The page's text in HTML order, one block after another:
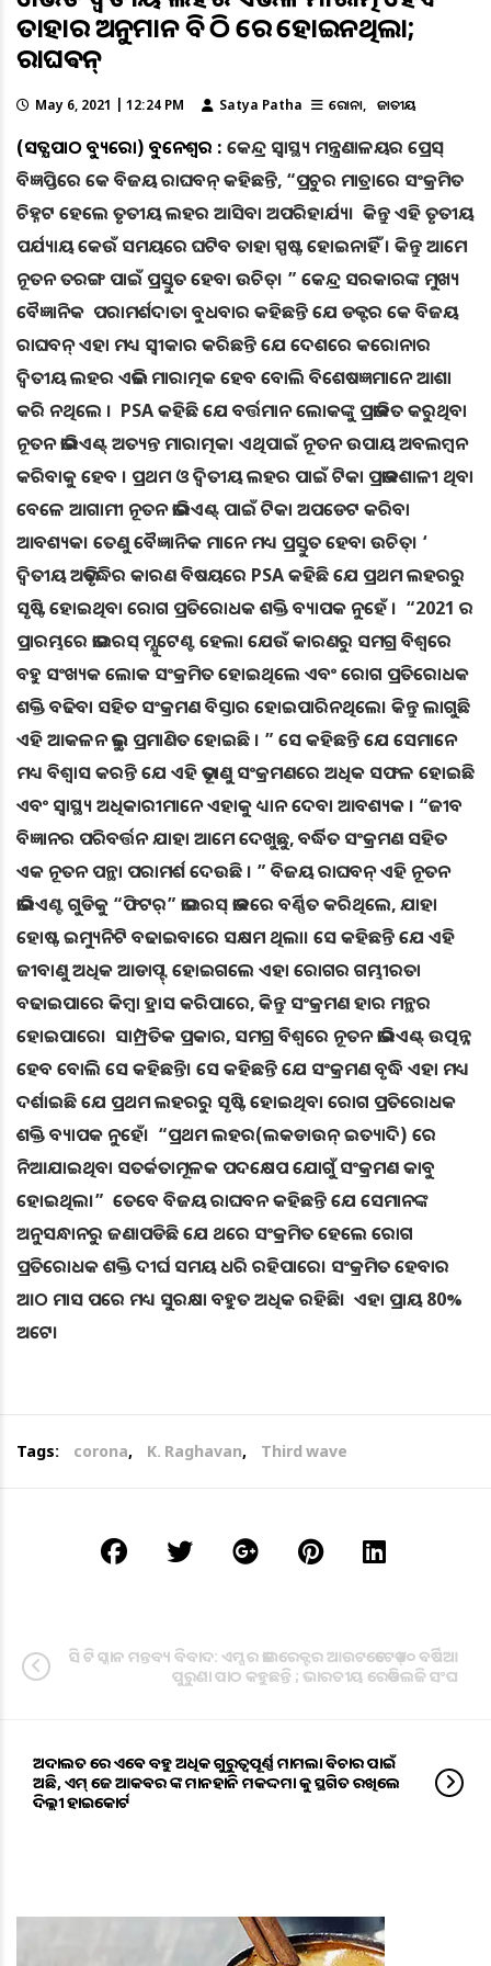
ତାହାର ଅନୁମାନ ବି ଠିକ ରେ ହୋଇନଥିଲା;
ରାଘଵନ୍
May 6, 2021 | 12:24 PM Satya Patha କରୋନା ଜାତୀୟ
(ସତ୍ଯପାଠ ବ୍ୟୁରୋ) ଭୁବନେଶ୍ୱର : କେନ୍ଦ୍ର ସ୍ୱାସ୍ଥ୍ୟ ମନ୍ତ୍ରଣାଳୟର ପ୍ରେସ୍
ବିଜ୍ଞପ୍ତିରେ କେ ବିଜୟ ରାଘବନ୍ କହିଛନ୍ତି, “ପ୍ରଚୁର ମାତ୍ରାରେ ସଂକ୍ରମିତ
ଚିହ୍ନଟ ହେଲେ ତୃତୀୟ ଲହର ଆସିବା ଅପରିହାର୍ଯ୍ୟ। କିନ୍ତୁ ଏହି ତୃତୀୟ
ପର୍ଯ୍ୟାୟ କେଉଁ ସମୟରେ ଘଟିବ ତାହା ସ୍ପଷ୍ଟ ହୋଇନାହିଁ । କିନ୍ତୁ ଆମେ
ନୂତନ ତରଙ୍ଗ ପାଇଁ ପ୍ରସ୍ତୁତ ହେବା ଉଚିତ୍। ” କେନ୍ଦ୍ର ସରକାରଙ୍କ ମୁଖ୍ୟ
ବୈଜ୍ଞାନିକ ପରାମର୍ଶଦାତା ବୁଧବାର କହିଛନ୍ତି ଯେ ଡକ୍ଟର କେ ବିଜୟ
ରାଘବନ୍ ଏହା ମଧ୍ୟ ସ୍ବୀକାର କରିଛନ୍ତି ଯେ ଦେଶରେ କରୋନାର
ଦ୍ୱିତୀୟ ଲହର ଏଭଳି ମାରାତ୍ମକ ହେବ ବୋଲି ବିଶେଷଜ୍ଞମାନେ ଆଶା
କରି ନଥିଲେ । PSA କହିଛି ଯେ ବର୍ତ୍ତମାନ ଲୋକଙ୍କୁ ପ୍ରଭାବିତ କରୁଥିବା
ନୂତନ ଭାରିଏଣ୍ଟ୍ ଅତ୍ୟନ୍ତ ମାରାତ୍ମକ। ଏଥିପାଇଁ ନୂତନ ଉପାୟ ଅବଲମ୍ବନ
କରିବାକୁ ହେବ । ପ୍ରଥମ ଓ ଦ୍ୱିତୀୟ ଲହର ପାଇଁ ଟିକା ପ୍ରଭାବଶାଳୀ ଥିବା
ବେଳେ ଆଗାମୀ ନୂତନ ଭାରିଏଣ୍ଟ୍ ପାଇଁ ଟିକା ଅପଡେଟ କରିବା
ଆବଶ୍ୟକ। ତେଣୁ ବୈଜ୍ଞାନିକ ମାନେ ମଧ୍ୟ ପ୍ରସ୍ତୁତ ହେବା ଉଚିତ୍। ‘
ଦ୍ୱିତୀୟ ଅଭିବୃଦ୍ଧିର କାରଣ ବିଷୟରେ PSA କହିଛି ଯେ ପ୍ରଥମ ଲହରରୁ
ସୃଷ୍ଟି ହୋଇଥିବା ରୋଗ ପ୍ରତିରୋଧକ ଶକ୍ତି ବ୍ୟାପକ ନୁହେଁ । “2021 ର
ପ୍ରାରମ୍ଭରେ ଭାଇରସ୍ ମ୍ଯୁଟେଣ୍ଟ ହେଲା ଯେଉଁ କାରଣରୁ ସମଗ୍ର ବିଶ୍ୱରେ
ବହୁ ସଂଖ୍ୟକ ଲୋକ ସଂକ୍ରମିତ ହୋଇଥିଲେ ଏବଂ ରୋଗ ପ୍ରତିରୋଧକ
ଶକ୍ତି ବଢିବା ସହିତ ସଂକ୍ରମଣ ବିସ୍ତାର ହୋଇପାରିନଥିଲେ। କିନ୍ତୁ ଲାଗୁଛି
ଏହି ଆକଳନ ଭୁଲ୍ ପ୍ରମାଣିତ ହୋଇଛି । ” ସେ କହିଛନ୍ତି ଯେ ସେମାନେ
ମଧ୍ୟ ବିଶ୍ୱାସ କରନ୍ତି ଯେ ଏହି ଭୂତାଣୁ ସଂକ୍ରମଣରେ ଅଧିକ ସଫଳ ହୋଇଛି
ଏବଂ ସ୍ୱାସ୍ଥ୍ୟ ଅଧିକାରୀମାନେ ଏହାକୁ ଧ୍ୟାନ ଦେବା ଆବଶ୍ୟକ । “ଜୀବ
ବିଜ୍ଞାନର ପରିବର୍ତ୍ତନ ଯାହା ଆମେ ଦେଖୁଛୁ, ବର୍ଦ୍ଧିତ ସଂକ୍ରମଣ ସହିତ
ଏକ ନୂତନ ପନ୍ଥା ପରାମର୍ଶ ଦେଉଛି । ” ବିଜୟ ରାଘବନ୍ ଏହି ନୂତନ
ଭାରିଏଣ୍ଟ ଗୁଡିକୁ “ଫିଟର୍” ଭାଇରସ୍ ଭାବରେ ବର୍ଣ୍ଣିତ କରିଥିଲେ, ଯାହା
ହୋଷ୍ଟ ଇମ୍ୟୁନିଟି ବଢାଇବାରେ ସକ୍ଷମ ଥିଲା। ସେ କହିଛନ୍ତି ଯେ ଏହି
ଜୀବାଣୁ ଅଧିକ ଆଡାପ୍ଟ୍ ହୋଇଗଲେ ଏହା ରୋଗର ଗମ୍ଭୀରତା
ବଢାଇପାରେ କିମ୍ବା ହ୍ରାସ କରିପାରେ, କିନ୍ତୁ ସଂକ୍ରମଣ ହାର ମନ୍ଥର
ହୋଇପାରେ। ସାମ୍ପ୍ରତିକ ପ୍ରକାର, ସମଗ୍ର ବିଶ୍ୱରେ ନୂତନ ଭାରିଏଣ୍ଟ୍ ଉତ୍ପନ୍ନ
ହେବ ବୋଲି ସେ କହିଛନ୍ତି। ସେ କହିଛନ୍ତି ଯେ ସଂକ୍ରମଣ ବୃଦ୍ଧି ଏହା ମଧ୍ୟ
ଦର୍ଶାଇଛି ଯେ ପ୍ରଥମ ଲହରରୁ ସୃଷ୍ଟି ହୋଇଥିବା ରୋଗ ପ୍ରତିରୋଧକ
ଶକ୍ତି ବ୍ୟାପକ ନୁହେଁ। “ପ୍ରଥମ ଲହର(ଲକଡାଉନ୍ ଇତ୍ୟାଦି) ରେ
ନିଆଯାଇଥିବା ସତର୍କତାମୂଳକ ପଦକ୍ଷେପ ଯୋଗୁଁ ସଂକ୍ରମଣ କାବୁ
ହୋଇଥିଲ।” ତେବେ ବିଜୟ ରାଘବନ କହିଛନ୍ତି ଯେ ସେମାନଙ୍କ
ଅନୁସନ୍ଧାନରୁ ଜଣାପଡିଛି ଯେ ଥରେ ସଂକ୍ରମିତ ହେଲେ ରୋଗ
ପ୍ରତିରୋଧକ ଶକ୍ତି ଦୀର୍ଘ ସମୟ ଧରି ରହିପାରେ। ସଂକ୍ରମିତ ହେବାର
ଆଠ ମାସ ପରେ ମଧ୍ୟ ସୁରକ୍ଷା ବହୁତ ଅଧିକ ରହିଛି। ଏହା ପ୍ରାୟ 80%
ଅଟେ।
Tags: corona, K. Raghavan, Third wave
ସି ଟି ସ୍କାନ ମନ୍ତବ୍ୟ ବିବାଦ: ଏମ୍ସ ର ଡାଇରେକ୍ଟର ଆଉଟଡେଟେଡ୍ ୪୦ ଵର୍ଷିଆ
ପୁରୁଣା ପାଠ କହୁଛନ୍ତି ; ଭାରତୀୟ ରେଡିଓଲଜି ସଂଘ
ଅଦାଲତ ରେ ଏଵେ ବହୁ ଅଧିକ ଗୁରୁତ୍ୱପୂର୍ଣ୍ଣ ମାମଲା ଵିଚାର ପାଇଁ
ଅଛି, ଏମ୍ ଜେ ଆକଵର ଙ୍କ ମାନହାନି ମକଦ୍ଦମା କୁ ସ୍ଥଗିତ ରଖିଲେ
ଦିଲ୍ଲୀ ହାଇକୋର୍ଟ